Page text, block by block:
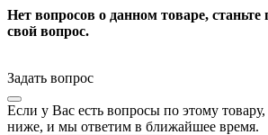
Нет вопросов о данном товаре,
свой вопрос.
Задать вопрос
Если у Вас есть вопросы по этому
ниже, и мы ответим в ближайшее время.